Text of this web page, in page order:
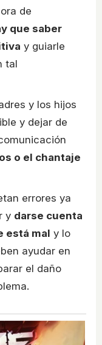
de
que saber
y guiarle
tal
y los hijos
y dejar de
o el chantaje
errores ya
y darse cuenta
está mal y lo
ayudar en
el daño